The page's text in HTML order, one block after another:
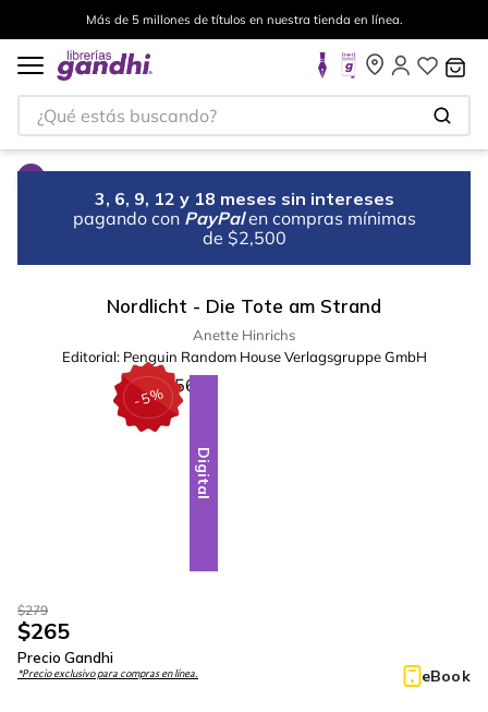
Más de 5 millones de títulos en nuestra tienda en línea.
¿Qué estás buscando?
3, 6, 9, 12 y 18 meses sin intereses
pagando con PayPal en compras mínimas
de $2,500
Nordlicht - Die Tote am Strand
Anette Hinrichs
Editorial: Penguin Random House Verlagsgruppe GmbH
-5%
Digital
$279
$265
Precio Gandhi
*Precio exclusivo para compras en línea. eBook